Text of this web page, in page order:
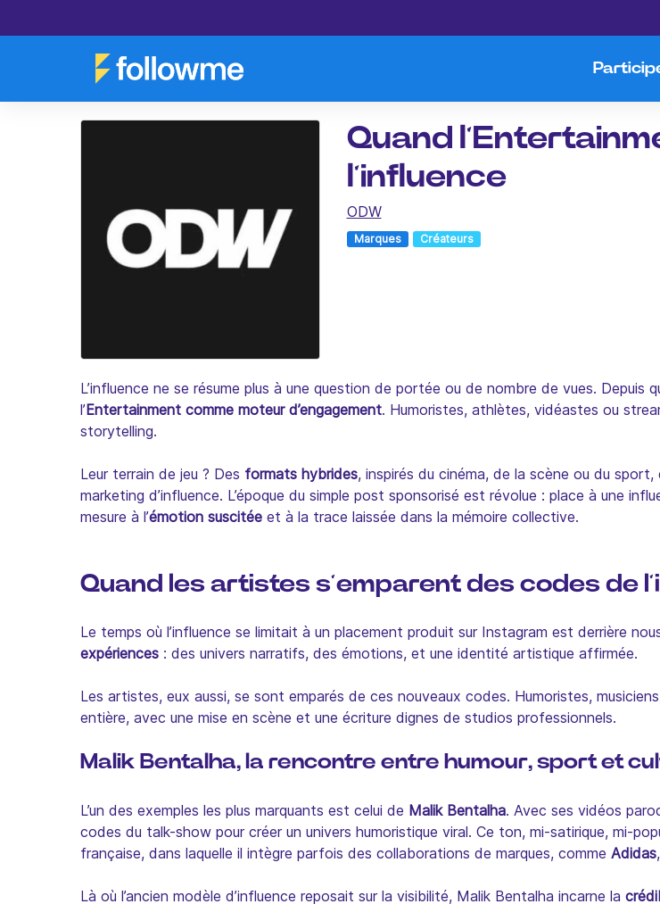
Quand
l’influence
ODW
Marques Créateurs
L’influence ne se résume plus à une question de portée ou de nombre de vues. Depuis
l’Entertainment comme moteur d’engagement. Humoristes, athlètes, vidéastes ou
storytelling.
Leur terrain de jeu ? Des formats hybrides, inspirés du cinéma, de la scène ou du
marketing d’influence. L’époque du simple post sponsorisé est révolue : place à une
mesure à l’émotion suscitée et à la trace laissée dans la mémoire collective.
Quand les artistes s’emparent des codes de
Le temps où l’influence se limitait à un placement produit sur Instagram est derrière
expériences : des univers narratifs, des émotions, et une identité artistique affirmée.
Les artistes, eux aussi, se sont emparés de ces nouveaux codes. Humoristes,
entière, avec une mise en scène et une écriture dignes de studios professionnels.
Malik Bentalha, la rencontre entre humour, sport et
L’un des exemples les plus marquants est celui de Malik Bentalha. Avec ses vidéos
codes du talk-show pour créer un univers humoristique viral. Ce ton, mi-satirique, mi-
française, dans laquelle il intègre parfois des collaborations de marques, comme Adidas
Là où l’ancien modèle d’influence reposait sur la visibilité, Malik Bentalha incarne la